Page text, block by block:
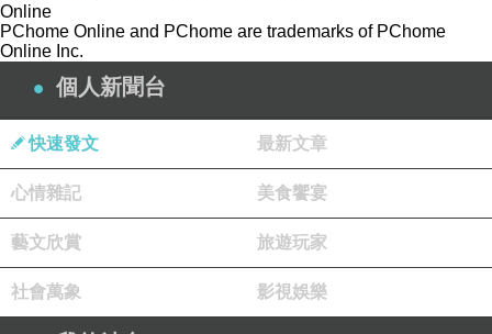
彙總: 星象分析_海王星
喔
↬Facebook：
https://www.facebook.com/go4134/
Online
PChome Online and PChome are trademarks of PChome
Online Inc.
個人新聞台
快速發文 最新文章
心情雜記 美食饗宴
藝文欣賞 旅遊玩家
社會萬象 影視娛樂